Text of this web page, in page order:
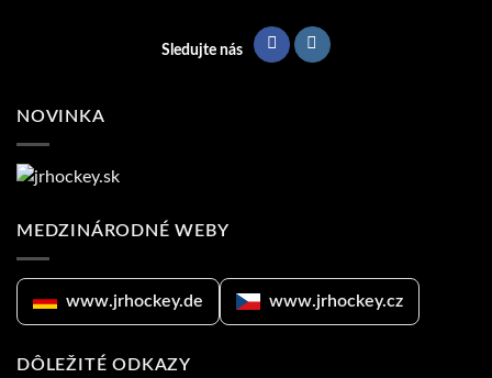
Sledujte nás
NOVINKA
MEDZINÁRODNÉ WEBY
www.jrhockey.de www.jrhockey.cz
DÔLEŽITÉ ODKAZY